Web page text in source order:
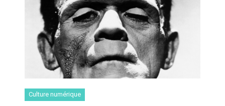
crypto-spatial
Culture numérique